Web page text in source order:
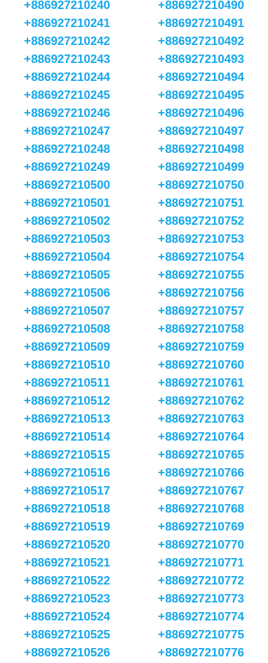
+886927210240
+886927210241
+886927210242
+886927210243
+886927210244
+886927210245
+886927210246
+886927210247
+886927210248
+886927210249
+886927210490
+886927210491
+886927210492
+886927210493
+886927210494
+886927210495
+886927210496
+886927210497
+886927210498
+886927210499
+886927210500
+886927210501
+886927210502
+886927210503
+886927210504
+886927210505
+886927210506
+886927210507
+886927210508
+886927210509
+886927210510
+886927210511
+886927210512
+886927210513
+886927210514
+886927210515
+886927210516
+886927210517
+886927210518
+886927210519
+886927210520
+886927210521
+886927210522
+886927210523
+886927210524
+886927210525
+886927210526
+886927210750
+886927210751
+886927210752
+886927210753
+886927210754
+886927210755
+886927210756
+886927210757
+886927210758
+886927210759
+886927210760
+886927210761
+886927210762
+886927210763
+886927210764
+886927210765
+886927210766
+886927210767
+886927210768
+886927210769
+886927210770
+886927210771
+886927210772
+886927210773
+886927210774
+886927210775
+886927210776